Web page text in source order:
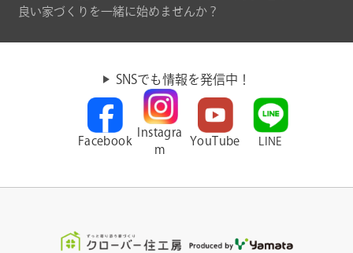
良い家づくりを一緒に始めませんか？
SNSでも情報を発信中！
Facebook
Instagra
m
YouTube LINE